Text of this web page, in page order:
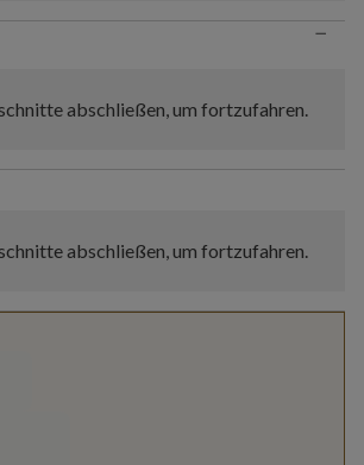
−
abschließen, um fortzufahren.
abschließen, um fortzufahren.